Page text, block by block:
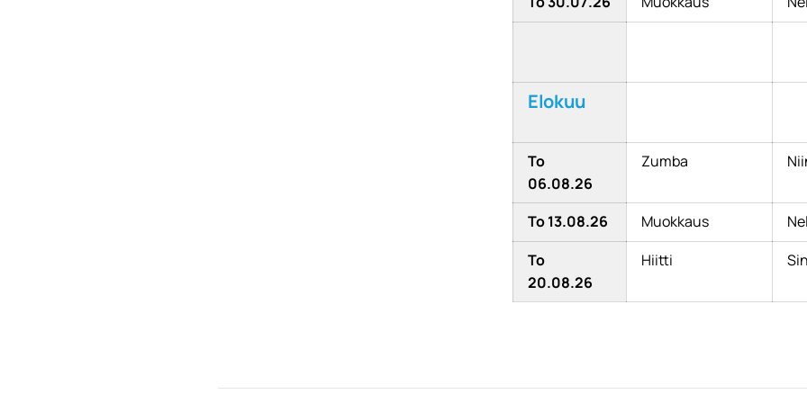
Elokuu
To
06.08.26
Zumba
To 13.08.26 Muokkaus
To
20.08.26
Hiitti